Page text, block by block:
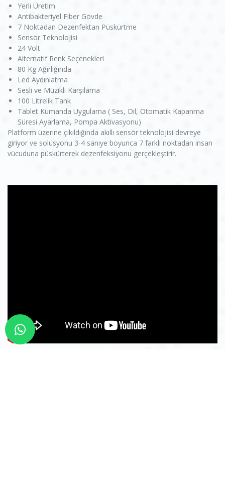
Yerli Üretim
Antibakteriyel Fiber Gövde
7 Noktadan Dezenfektan Püskürtme
Sensör Teknolojisi
24 Volt
Alternatif Renk Seçenekleri
80 Kg Ağırlığında
Led Aydınlatma
Sesli ve Müzikli Karşılama
100 Litrelik Tank
Tablet Kumanda Uygulama ( Ses, Dil, Otomatik Kapanma
Süresi Ayarlama, Pompa Aktivasyonu)
Platform üzerine çıkıldığında akıllı sensör teknolojisi devreye
giriyor ve solüsyonu 3-4 saniye boyunca 7 farklı noktadan insan
vücuduna püskürterek dezenfeksiyonu gerçekleştirir.